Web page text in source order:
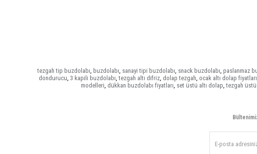
tezgah tip buzdolabı, buzdolabı, sanayi tipi buzdolabı, snack buzdolabı, paslanmaz
dondurucu, 3 kapili buzdolabı, tezgah altı difriz, dolap tezgah, ocak altı dolap fiyatları
modelleri, dükkan buzdolabı fiyatları, set üstü altı dolap, tezgah